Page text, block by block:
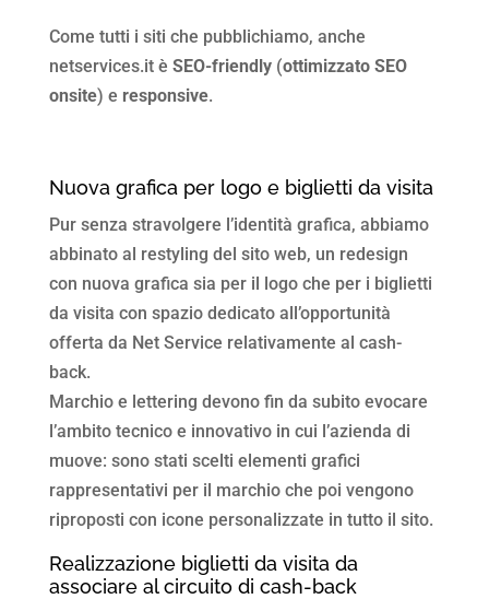
Come tutti i siti che pubblichiamo, anche
netservices.it è SEO-friendly(ottimizzato SEO
onsite) e responsive.
Nuova grafica per logo e biglietti da visita
Pur senza stravolgere l’identità grafica, abbiamo
abbinato al restyling del sito web, un redesign
con nuova grafica sia per il logo che per i biglietti
da visita con spazio dedicato all’opportunità
offerta da Net Service relativamente al cash-
back.
Marchio e lettering devono fin da subito evocare
l’ambito tecnico e innovativo in cui l’azienda di
muove: sono stati scelti elementi grafici
rappresentativi per il marchio che poi vengono
riproposti con icone personalizzate in tutto il sito.
Realizzazione biglietti da visita da
associare al circuito di cash-back